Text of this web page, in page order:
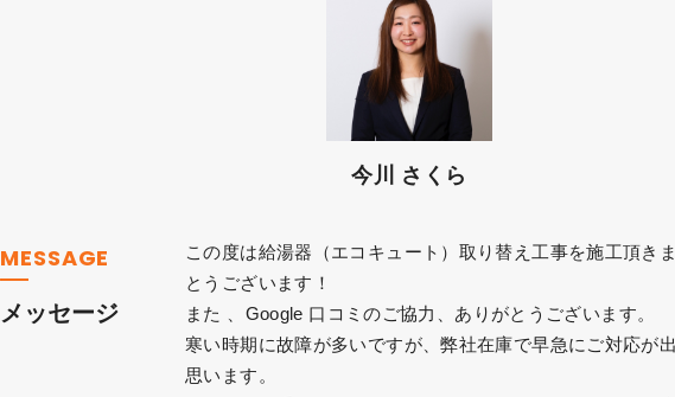
今川 さくら
MESSAGE
メッセージ
この度は給湯器（エコキュート）取り替え工事を施工頂き
とうございます！
また 、Google 口コミのご協力、ありがとうございます。
寒い時期に故障が多いですが、弊社在庫で早急にご対応が
思います。